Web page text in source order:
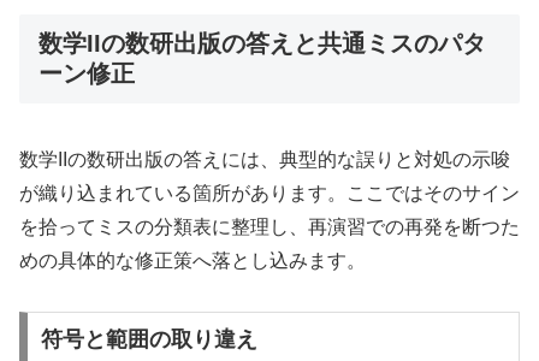
数学IIの数研出版の答えと共通ミスのパタ
ーン修正
数学IIの数研出版の答えには、典型的な誤りと対処の示唆
が織り込まれている箇所があります。ここではそのサイン
を拾ってミスの分類表に整理し、再演習での再発を断つた
めの具体的な修正策へ落とし込みます。
符号と範囲の取り違え